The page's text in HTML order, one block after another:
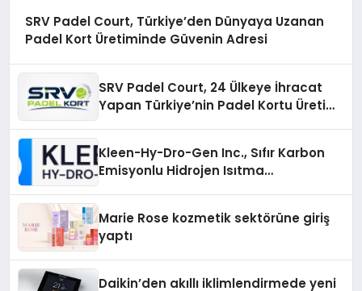
SRV Padel Court, Türkiye’den Dünyaya Uzanan
Padel Kort Üretiminde Güvenin Adresi
SRV Padel Court, 24 Ülkeye İhracat
Yapan Türkiye’nin Padel Kortu Üretim
Kleen-Hy-Dro-Gen Inc., Sıfır Karbon
Emisyonlu Hidrojen Isıtma
Marie Rose kozmetik sektörüne giriş
yaptı
Daikin’den akıllı iklimlendirmede yeni